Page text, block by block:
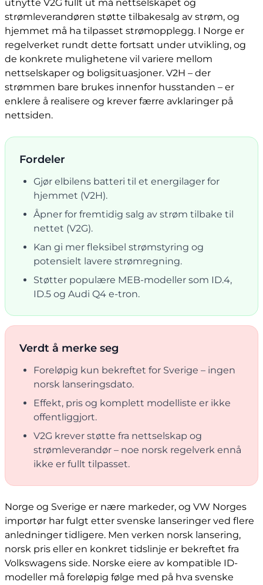
utnytte V2G fullt ut må nettselskapet og
strømleverandøren støtte tilbakesalg av strøm, og
hjemmet må ha tilpasset strømopplegg. I Norge er
regelverket rundt dette fortsatt under utvikling, og
de konkrete mulighetene vil variere mellom
nettselskaper og boligsituasjoner. V2H – der
strømmen bare brukes innenfor husstanden – er
enklere å realisere og krever færre avklaringer på
nettsiden.
Fordeler
Gjør elbilens batteri til et energilager for
hjemmet (V2H).
Åpner for fremtidig salg av strøm tilbake til
nettet (V2G).
Kan gi mer fleksibel strømstyring og
potensielt lavere strømregning.
Støtter populære MEB-modeller som ID.4,
ID.5 og Audi Q4 e-tron.
Verdt å merke seg
Foreløpig kun bekreftet for Sverige – ingen
norsk lanseringsdato.
Effekt, pris og komplett modelliste er ikke
offentliggjort.
V2G krever støtte fra nettselskap og
strømleverandør – noe norsk regelverk ennå
ikke er fullt tilpasset.
Norge og Sverige er nære markeder, og VW Norges
importør har fulgt etter svenske lanseringer ved flere
anledninger tidligere. Men verken norsk lansering,
norsk pris eller en konkret tidslinje er bekreftet fra
Volkswagens side. Norske eiere av kompatible ID-
modeller må foreløpig følge med på hva svenske